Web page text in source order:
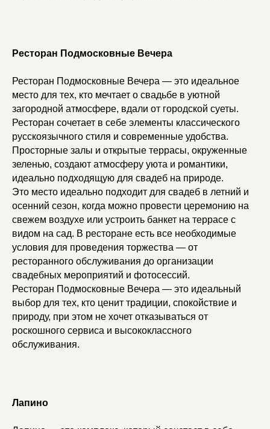
Ресторан Подмосковные Вечера
Ресторан Подмосковные Вечера — это идеальное
место для тех, кто мечтает о свадьбе в уютной
загородной атмосфере, вдали от городской суеты.
Ресторан сочетает в себе элементы классического
русскоязычного стиля и современные удобства.
Просторные залы и открытые террасы, окруженные
зеленью, создают атмосферу уюта и романтики,
идеально подходящую для свадеб на природе.
Это место идеально подходит для свадеб в летний и
осенний сезон, когда можно провести церемонию на
свежем воздухе или устроить банкет на террасе с
видом на сад. В ресторане есть все необходимые
условия для проведения торжества — от
ресторанного обслуживания до организации
свадебных мероприятий и фотосессий.
Ресторан Подмосковные Вечера — это идеальный
выбор для тех, кто ценит традиции, спокойствие и
природу, при этом не хочет отказываться от
роскошного сервиса и высококлассного
обслуживания.
Лапино